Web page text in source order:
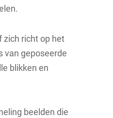
zich richt op het
van geposeerde
blikken en
beelden die